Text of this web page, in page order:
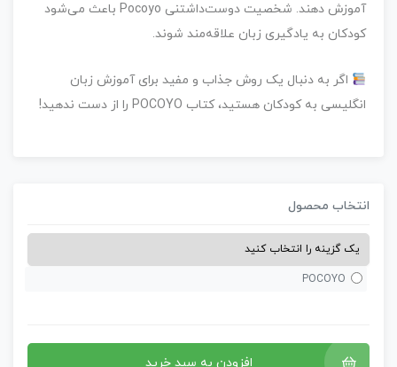
آموزش دهند. شخصیت دوست‌داشتنی Pocoyo باعث می‌شود
کودکان به یادگیری زبان علاقه‌مند شوند.
اگر به دنبال یک روش جذاب و مفید برای آموزش زبان
انگلیسی به کودکان هستید، کتابPOCOYOرا از دست ندهید!
محصول
POCOYO
افزودن به سبد خرید